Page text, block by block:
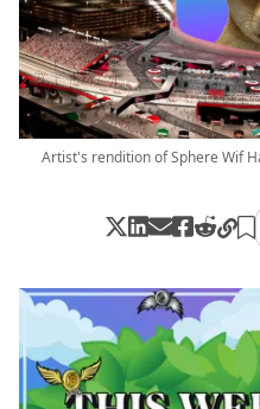
Artist's rendition of Sphere Wif